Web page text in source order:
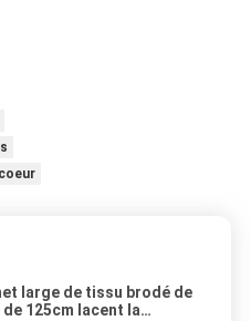
large de tissu brodé de
125cm lacent la